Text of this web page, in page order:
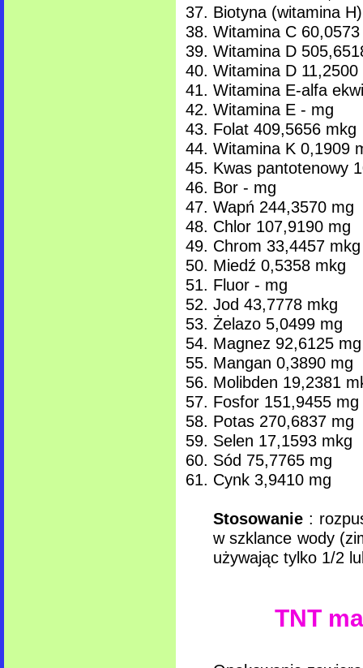
Biotyna (witamina
Witamina C
Witamina D
Witamina D 11,2500
Witamina E-alfa
Witamina E - mg
Folat 409,5656 mkg
Witamina K 0,1909
Kwas pantotenowy
Bor - mg
Wapń 244,3570 mg
Chlor 107,9190 mg
Chrom 33,4457 mkg
Miedź 0,5358 mkg
Fluor - mg
Jod 43,7778 mkg
Żelazo 5,0499 mg
Magnez 92,6125 mg
Mangan 0,3890 mg
Molibden 19,2381
Fosfor 151,9455 mg
Potas 270,6837 mg
Selen 17,1593 mkg
Sód 75,7765 mg
Cynk 3,9410 mg
Stosowanie :
w szklance wody
używając tylko 1/2
TNT